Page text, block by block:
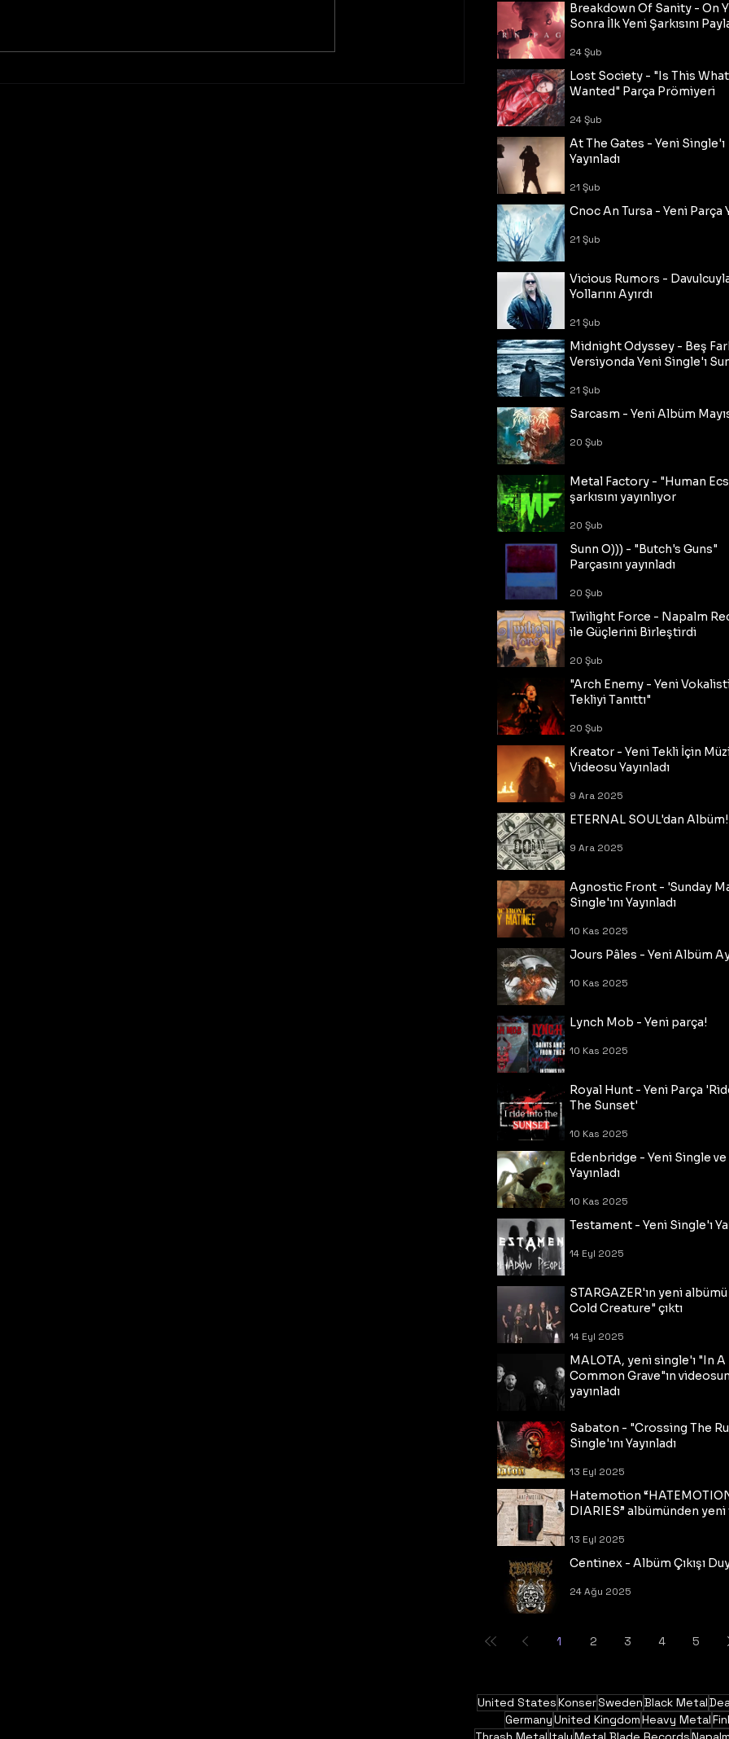
Breakdown Of Sanity - On
Sonra İlk Yeni Şarkısını
24 Şub
Lost Society - "Is This
Wanted" Parça Prömiyeri
24 Şub
At The Gates - Yeni Single'ı
Yayınladı
21 Şub
Cnoc An Tursa - Yeni Parça
21 Şub
Vicious Rumors -
Yollarını Ayırdı
21 Şub
Midnight Odyssey - Beş
Versiyonda Yeni Single'ı
21 Şub
Sarcasm - Yeni Albüm
20 Şub
Metal Factory - "Human
şarkısını yayınlıyor
20 Şub
Sunn O))) - "Butch's Guns"
Parçasını yayınladı
20 Şub
Twilight Force - Napalm
ile Güçlerini Birleştirdi
20 Şub
"Arch Enemy - Yeni
Tekliyi Tanıttı"
20 Şub
Kreator - Yeni Tekli İçin
Videosu Yayınladı
9 Ara 2025
ETERNAL SOUL'dan Albüm!
9 Ara 2025
Agnostic Front - 'Sunday
Single'ını Yayınladı
10 Kas 2025
Jours Pâles - Yeni Albüm
10 Kas 2025
Lynch Mob - Yeni parça!
10 Kas 2025
Royal Hunt - Yeni Parça
The Sunset'
10 Kas 2025
Edenbridge - Yeni Single
Yayınladı
10 Kas 2025
Testament - Yeni Single'ı
14 Eyl 2025
STARGAZER'ın yeni
Cold Creature" çıktı
14 Eyl 2025
MALOTA, yeni single'ı "In A
Common Grave"ın
yayınladı
Sabaton - "Crossing The
Single'ını Yayınladı
13 Eyl 2025
Hatemotion
DIARIES” albümünden
13 Eyl 2025
Centinex - Albüm Çıkışı
24 Ağu 2025
1 2 3 4 5
United StatesKonserSwedenBlack Metal
GermanyUnited KingdomHeavy Metal